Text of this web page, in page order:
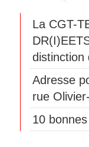
La CGT-
distinction
Adresse
rue
10